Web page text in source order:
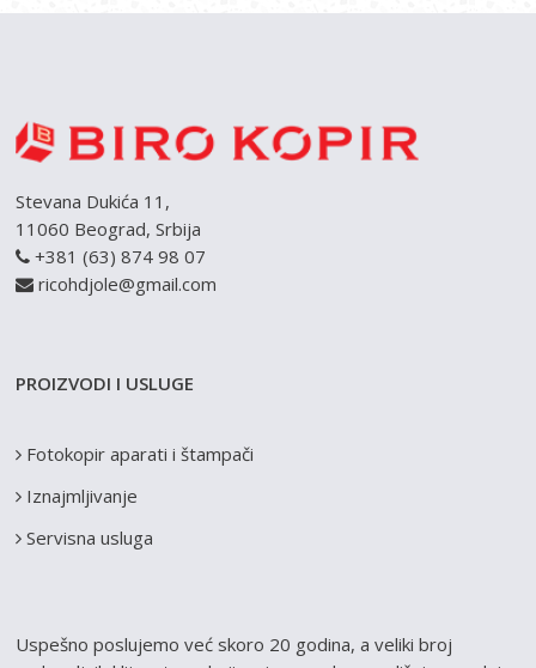
Stevana Dukića 11,
11060 Beograd, Srbija
+381 (63) 874 98 07
ricohdjole@gmail.com
PROIZVODI I USLUGE
Fotokopir aparati i štampači
Iznajmljivanje
Servisna usluga
Uspešno poslujemo već skoro 20 godina, a veliki broj